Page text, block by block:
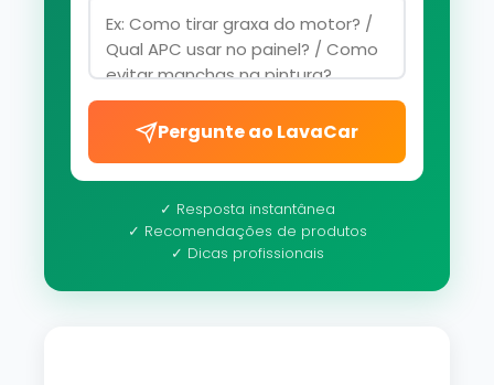
Pergunte ao LavaCar
✓ Resposta instantânea
✓ Recomendações de produtos
✓ Dicas profissionais